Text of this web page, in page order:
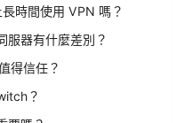
時間使用 VPN 嗎？
服器有什麼差別？
得信任？
？